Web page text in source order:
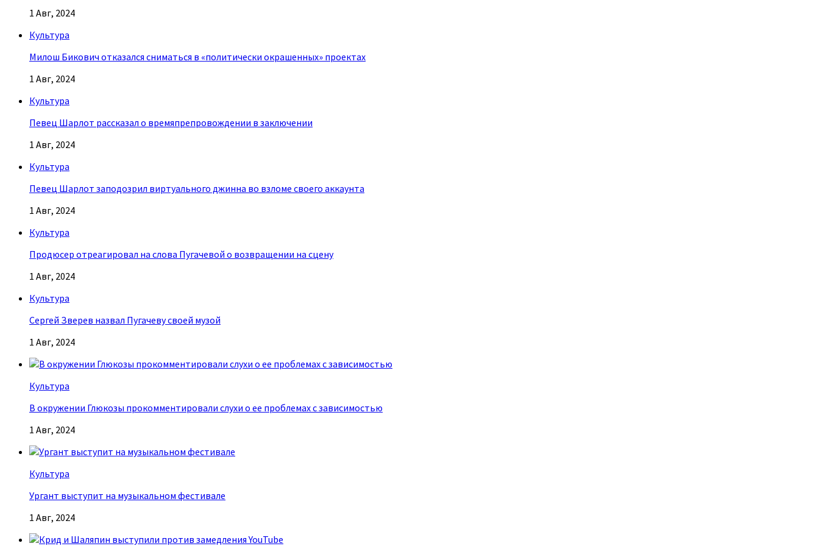
1 Авг, 2024
Культура
Милош Бикович отказался сниматься в «политически окрашенных» проектах
1 Авг, 2024
Культура
Певец Шарлот рассказал о времяпрепровождении в заключении
1 Авг, 2024
Культура
Певец Шарлот заподозрил виртуального джинна во взломе своего аккаунта
1 Авг, 2024
Культура
Продюсер отреагировал на слова Пугачевой о возвращении на сцену
1 Авг, 2024
Культура
Сергей Зверев назвал Пугачеву своей музой
1 Авг, 2024
Культура
В окружении Глюкозы прокомментировали слухи о ее проблемах с зависимостью
1 Авг, 2024
Культура
Ургант выступит на музыкальном фестивале
1 Авг, 2024